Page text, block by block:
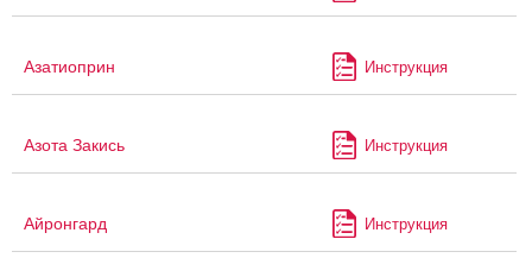
Азатиоприн Инструкция
Азота Закись Инструкция
Айронгард Инструкция